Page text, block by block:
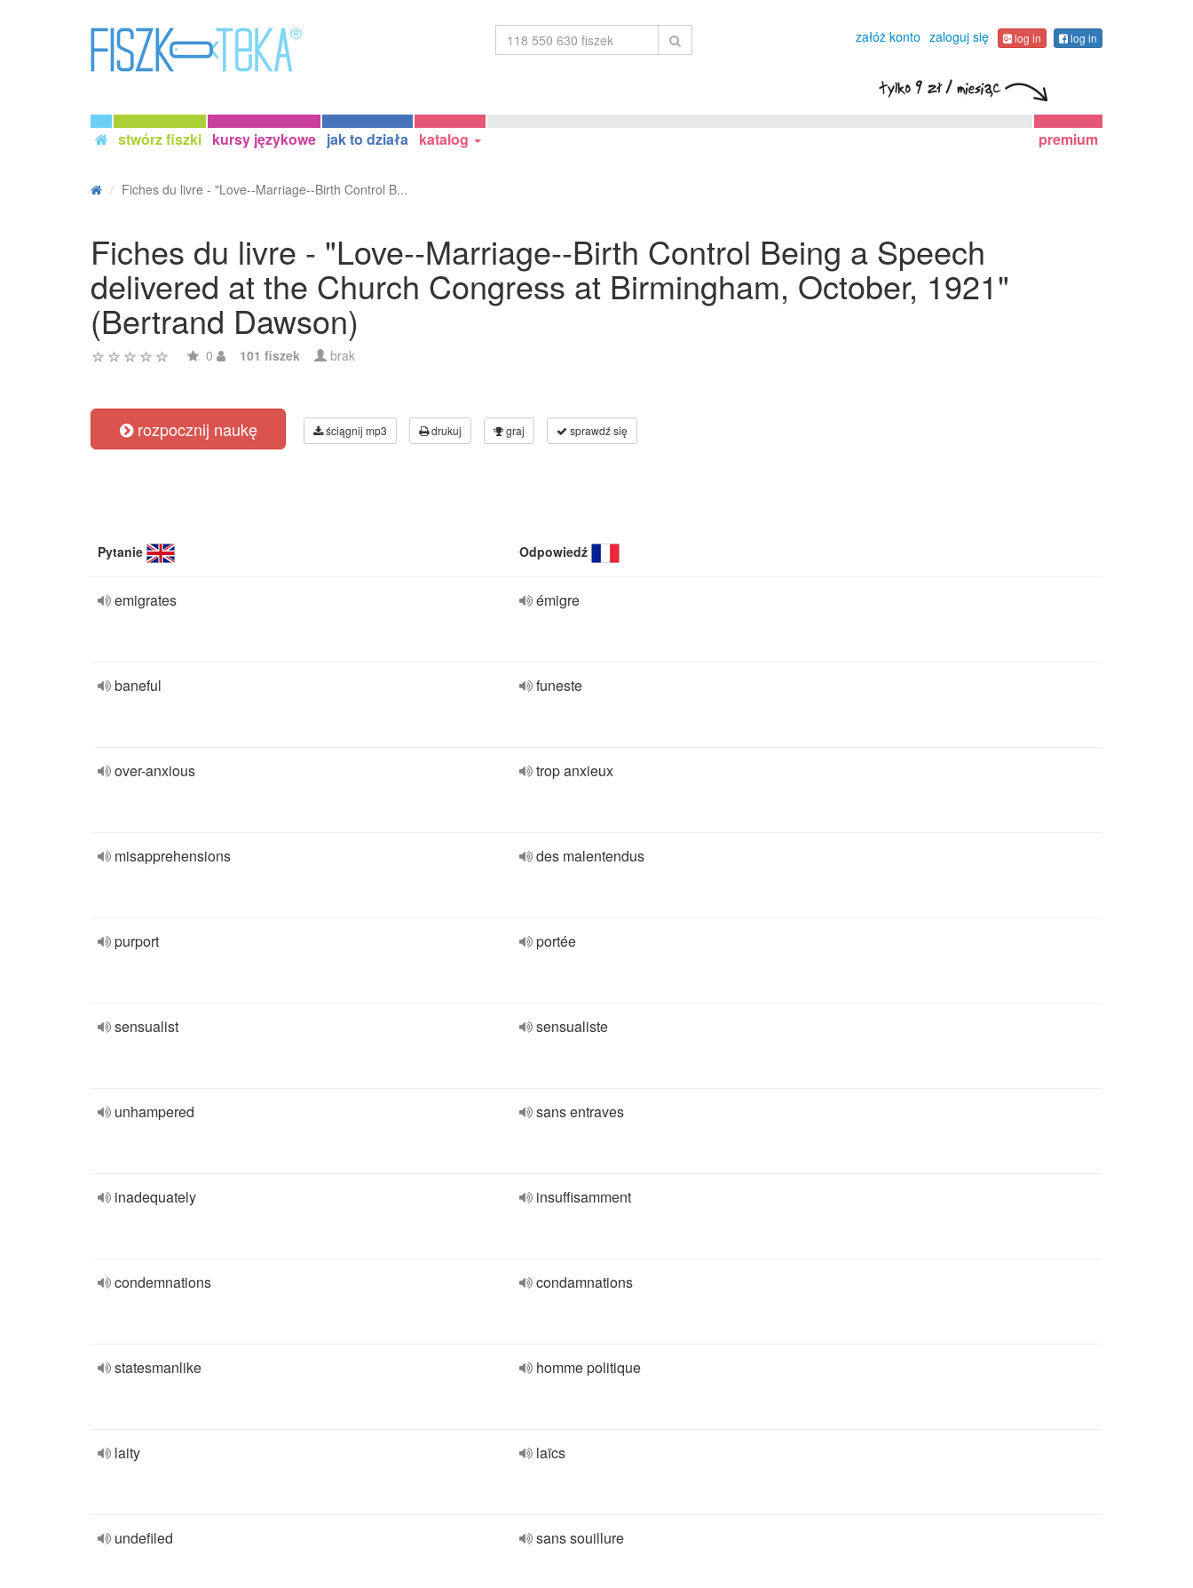
załóż konto zaloguj się log in log in
stwórz fiszki kursy językowe jak to działa katalog premium
Fiches du livre - "Love--Marriage--Birth Control B...
Fiches du livre - "Love--Marriage--Birth Control Being a Speech
delivered at the Church Congress at Birmingham, October, 1921"
(Bertrand Dawson)
0 101 fiszek brak
rozpocznij naukę ściągnij mp3 drukuj graj sprawdź się
Pytanie Odpowiedź
emigrates émigre
baneful funeste
over-anxious trop anxieux
misapprehensions des malentendus
purport portée
sensualist sensualiste
unhampered sans entraves
inadequately insuffisamment
condemnations condamnations
statesmanlike homme politique
laity laïcs
undefiled sans souillure